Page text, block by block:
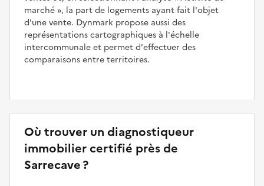
marché , la part de logements ayant fait l'objet
d'une vente. Dynmark propose aussi des
représentations cartographiques à l'échelle
intercommunale et permet d'effectuer des
comparaisons entre territoires.
Où trouver un diagnostiqueur
immobilier certifié près de
Sarrecave ?